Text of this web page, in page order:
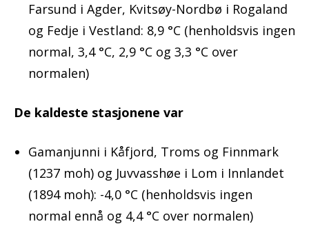
Farsund i Agder, Kvitsøy-Nordbø i Rogaland
og Fedje i Vestland: 8,9 °C (henholdsvis ingen
normal, 3,4 °C, 2,9 °C og 3,3 °C over
normalen)
De kaldeste stasjonene var
Gamanjunni i Kåfjord, Troms og Finnmark
(1237 moh) og Juvvasshøe i Lom i Innlandet
(1894 moh): -4,0 °C (henholdsvis ingen
normal ennå og 4,4 °C over normalen)